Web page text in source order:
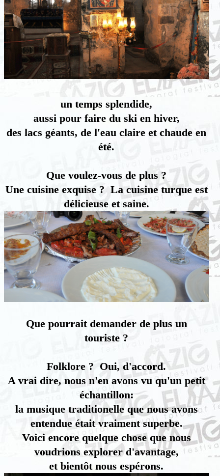
un temps splendide,
aussi pour faire du ski en hiver,
des lacs géants, de l'eau claire et chaude en
été.
Que voulez-vous de plus ?
Une cuisine exquise ? La cuisine turque est
délicieuse et saine.
Que pourrait demander de plus un
touriste ?
Folklore ? Oui, d'accord.
A vrai dire, nous n'en avons vu qu'un petit
échantillon:
la musique traditionelle que nous avons
entendue était vraiment superbe.
Voici encore quelque chose que nous
voudrions explorer d'avantage,
et bientôt nous espérons.